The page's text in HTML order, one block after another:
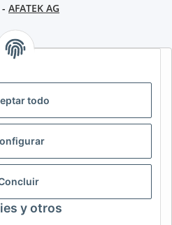
todo
y otros
AFATEK AG
| CHOISIR LA RÉGION ET LA
CH (DE) CH (FR)
CZ